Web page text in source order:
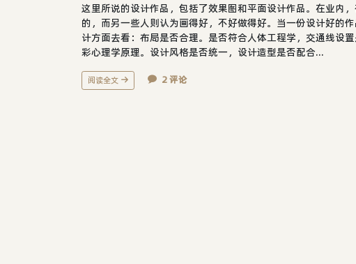
这里所说的设计作品，包括了效果图和平面设计作品。在业内
的，而另一些人则认为画得好，不好做得好。当一份设计好的
计方面去看：布局是否合理。是否符合人体工程学，交通线设
彩心理学原理。设计风格是否统一，设计造型是否配合...
阅读全文 2 评论